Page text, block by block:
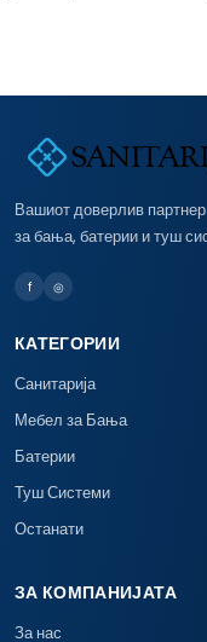
Вашиот доверлив
за бања, батерии и туш
f ◎
КАТЕГОРИИ
Санитарија
Мебел за Бања
Батерии
Туш Системи
Останати
ЗА КОМПАНИЈАТА
За нас